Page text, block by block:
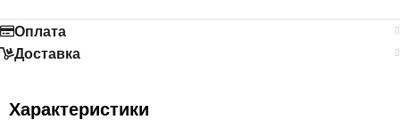
Оплата
Доставка
Характеристики